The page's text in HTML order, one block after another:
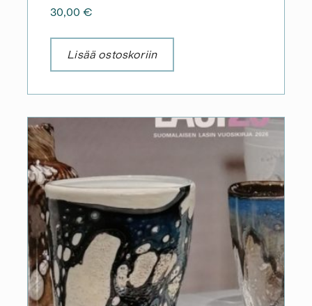
30,00 €
Lisää ostoskoriin